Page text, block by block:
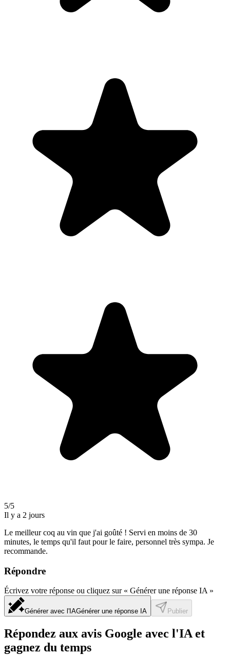
5/5
Il y a 2 jours
Le meilleur coq au vin que j'ai goûté ! Servi en moins de 30
minutes, le temps qu'il faut pour le faire, personnel très sympa. Je
recommande.
Répondre
Écrivez votre réponse ou cliquez sur « Générer une réponse IA »
Générer avec l'IAGénérer une réponse IA Publier
Répondez aux avis Google avec l'IA et
gagnez du temps